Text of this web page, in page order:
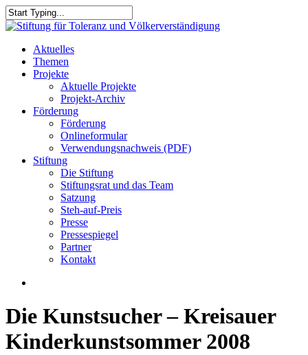
Skip
to
content
Close
search
Menu
Aktuelles
Themen
Projekte
Aktuelle Projekte
Projekt-Archiv
Förderung
Förderung
Onlineformular
Verwendungsnachweis (PDF)
Stiftung
Die Stiftung
Stiftungsrat und das Team
Satzung
Steh-auf-Preis
Presse
Pressespiegel
Partner
Kontakt
Die Kunstsucher – Kreisauer
Kinderkunstsommer 2008